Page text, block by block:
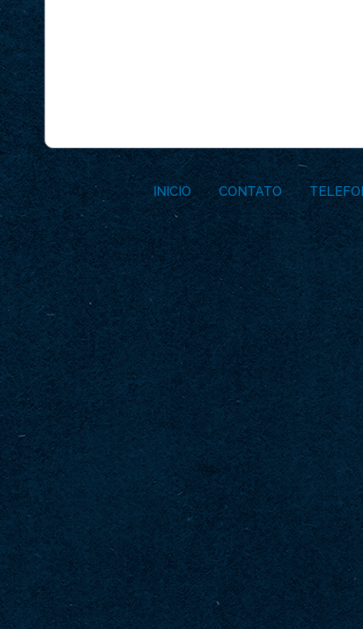
INICIO CONTATO